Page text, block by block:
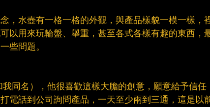
，水壺有一格一格的外觀，與產品樣貌一模一樣，
以用來玩輪盤、舉重，甚至各式各樣有趣的東西，
些問題。​
同名），他很喜歡這樣大膽的創意，願意給予信任
電話到公司詢問產品，一天至少兩到三通，這是以